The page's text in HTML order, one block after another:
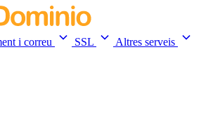
i correu SSL
Altres serveis